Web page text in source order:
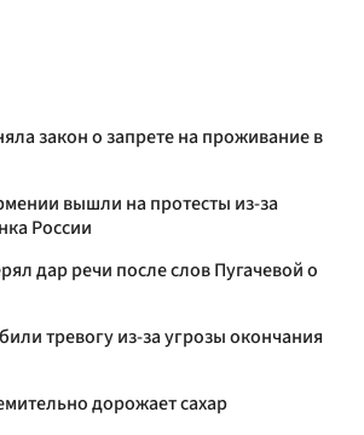
закон о запрете на проживание в
вышли на протесты из-за
России
дар речи после слов Пугачевой о
тревогу из-за угрозы окончания
дорожает сахар